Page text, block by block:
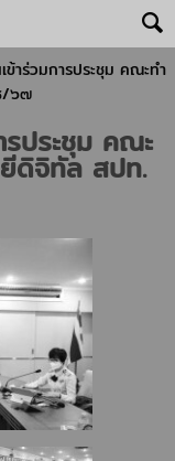
าร่วมการประชุม คณะทำ
/๖๗
ประชุม คณะ
ยีดิจิทัล สปท.